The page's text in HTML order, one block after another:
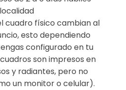
cuadro físico cambian al
esto dependiendo
configurado en tu
son impresos en
y radiantes, pero no
un monitor o celular).